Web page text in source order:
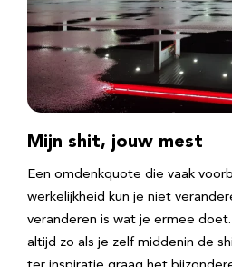
Mijn shit, jouw mest
Een omdenkquote die vaak
werkelijkheid kun je niet
veranderen is wat je ermee
altijd zo als je zelf middenin de